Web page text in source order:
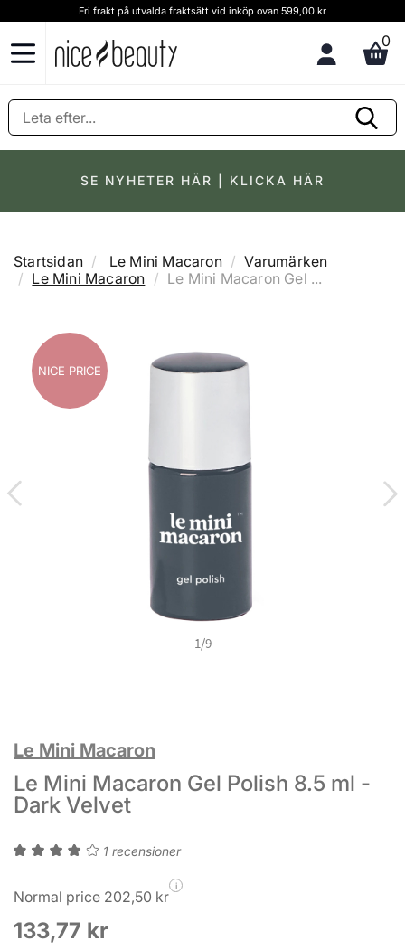
Fri frakt på utvalda fraktsätt vid inköp ovan 599,00 kr
0
SE NYHETER HÄR | KLICKA HÄR
Startsidan Le Mini Macaron
Varumärken
Le Mini Macaron
Le Mini Macaron Gel ...
NICE PRICE
NICE PRICE
NICE PRICE
NICE PRICE
NICE PRICE
NICE PRICE
NICE PRICE
NICE PRICE
NICE PRICE
1/9
Le Mini Macaron
Le Mini Macaron Gel Polish 8.5 ml -
Dark Velvet
1 recensioner
Normal price 202,50 kr
i
133,77 kr